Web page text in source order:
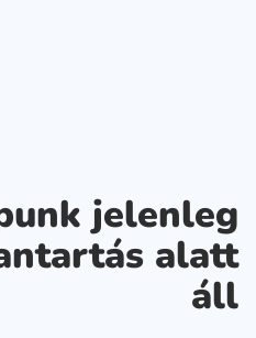
jelenleg
alatt
áll